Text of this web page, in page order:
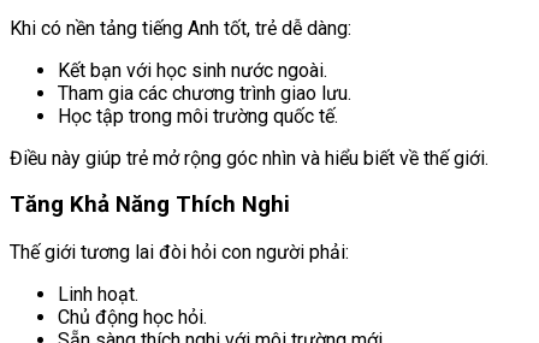
Khi có nền tảng tiếng Anh tốt, trẻ dễ dàng:
Kết bạn với học sinh nước ngoài.
Tham gia các chương trình giao lưu.
Học tập trong môi trường quốc tế.
Điều này giúp trẻ mở rộng góc nhìn và hiểu biết về thế giới.
Tăng Khả Năng Thích Nghi
Thế giới tương lai đòi hỏi con người phải:
Linh hoạt.
Chủ động học hỏi.